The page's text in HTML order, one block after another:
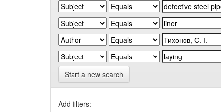
Start a new search
Add filters: